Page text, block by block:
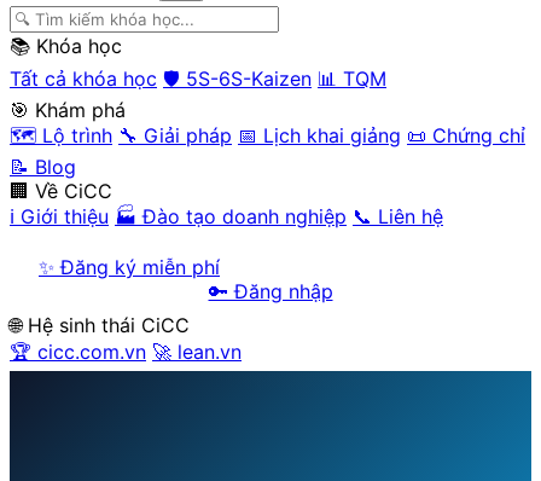
📚 Khóa học
Tất cả khóa học 🛡️ 5S-6S-Kaizen 📊 TQM
🎯 Khám phá
🗺️ Lộ trình 🔧 Giải pháp 📅 Lịch khai giảng 📜 Chứng chỉ
📝 Blog
🏢 Về CiCC
ℹ️ Giới thiệu 🏭 Đào tạo doanh nghiệp 📞 Liên hệ
✨ Đăng ký miễn phí
🔑 Đăng nhập
🌐 Hệ sinh thái CiCC
🏆 cicc.com.vn 🚀 lean.vn